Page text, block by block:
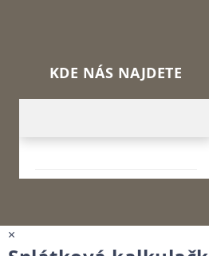
KDE NÁS NAJDETE
×